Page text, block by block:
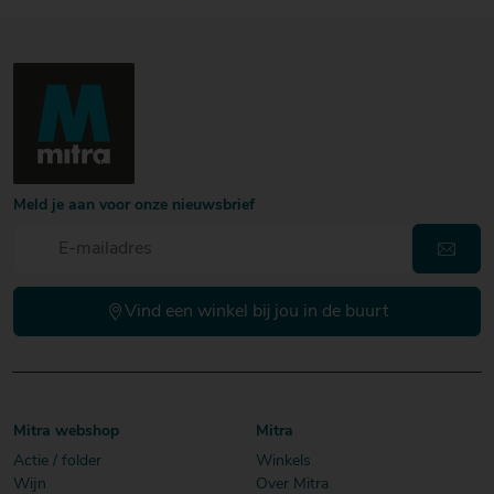
Meld je aan voor onze nieuwsbrief
Vind een winkel bij jou in de buurt
Mitra webshop
Actie / folder
Wijn
Mitra
Winkels
Over Mitra